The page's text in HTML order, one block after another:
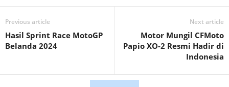
Previous article
Hasil Sprint Race MotoGP
Belanda 2024
Next article
Motor Mungil CFMoto
Papio XO-2 Resmi Hadir di
Indonesia